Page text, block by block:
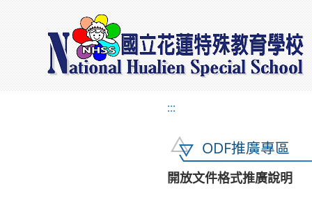
:::
ODF推廣專區
開放文件格式推廣說明